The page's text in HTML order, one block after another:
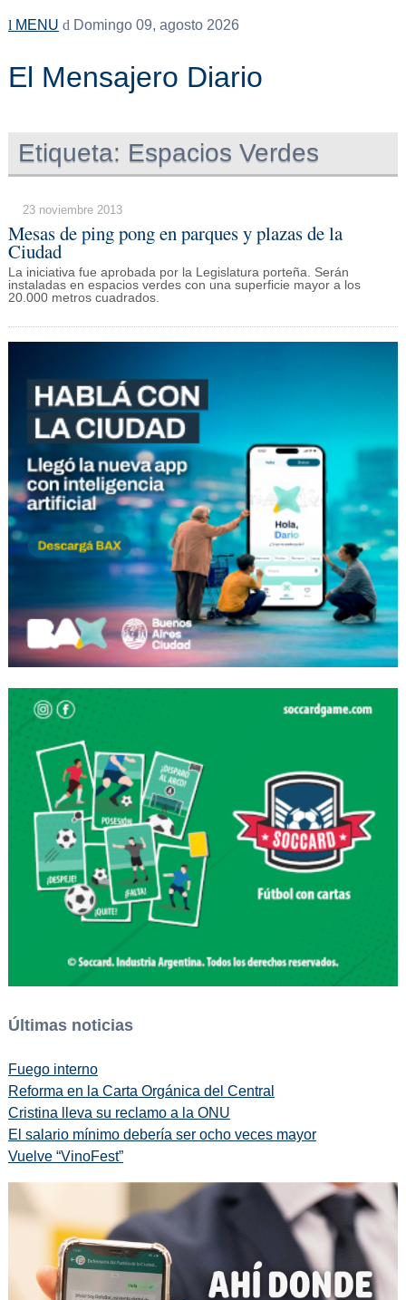
MENU Domingo 09, agosto 2026
El Mensajero Diario
Etiqueta: Espacios Verdes
23 noviembre 2013
Mesas de ping pong en parques y plazas de la
Ciudad
La iniciativa fue aprobada por la Legislatura porteña. Serán
instaladas en espacios verdes con una superficie mayor a los
20.000 metros cuadrados.
Últimas noticias
Fuego interno
Reforma en la Carta Orgánica del Central
Cristina lleva su reclamo a la ONU
El salario mínimo debería ser ocho veces mayor
Vuelve “VinoFest”